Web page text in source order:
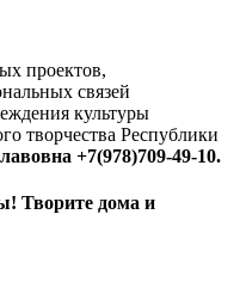
проектов,
связей
культуры
творчества Республики
+7(978)709-49-10.
Творите дома и